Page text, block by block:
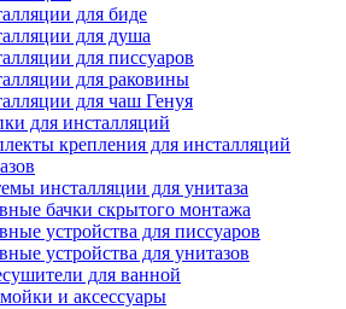
для биде
для душа
для писсуаров
для раковины
для чаш Генуя
для инсталляций
крепления для инсталляций
инсталляции для унитаза
бачки скрытого монтажа
устройства для писсуаров
устройства для унитазов
для ванной
и аксессуары